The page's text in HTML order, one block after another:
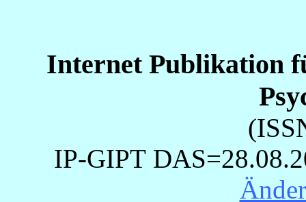
Internet Publikation
IP-GIPT